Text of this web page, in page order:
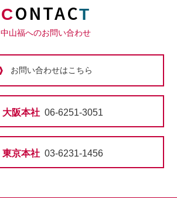
CONTACT
中山福へのお問い合わせ
お問い合わせはこちら
大阪本社 06-6251-3051
東京本社 03-6231-1456